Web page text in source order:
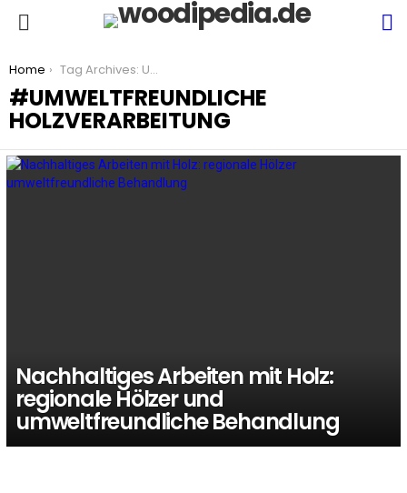
You are here:
Home Tag Archives: Umweltfreundliche Holzverarbeitung
UMWELTFREUNDLICHE
HOLZVERARBEITUNG
LATEST
Nachhaltiges Arbeiten mit Holz:
regionale Hölzer und
umweltfreundliche Behandlung